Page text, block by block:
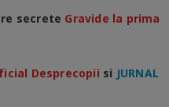
secrete Gravide la prima
Desprecopii si JURNAL